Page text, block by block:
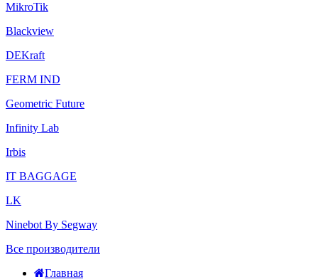
MikroTik
Blackview
DEKraft
FERM IND
Geometric Future
Infinity Lab
Irbis
IT BAGGAGE
LK
Ninebot By Segway
Все производители
Главная